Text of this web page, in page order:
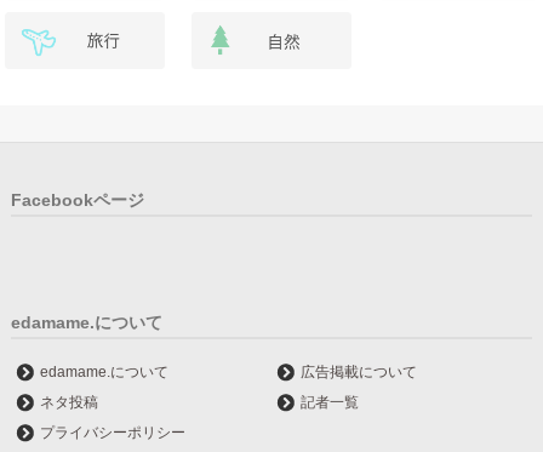
Facebookページ
edamame.について
edamame.について
広告掲載について
ネタ投稿
記者一覧
プライバシーポリシー